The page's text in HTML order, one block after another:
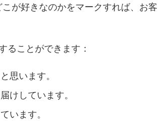
が好きなのかをマークすれば、お客
ることができます：
思います。
けしています。
います。